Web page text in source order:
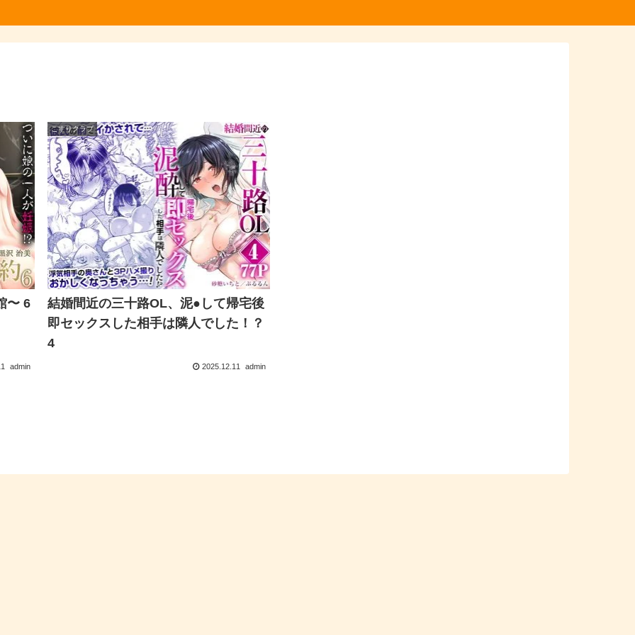
〜 6
admin
こすりクラブ
結婚間近の三十路OL、泥●して帰宅後
即セックスした相手は隣人でした！？
4
2025.12.11 admin